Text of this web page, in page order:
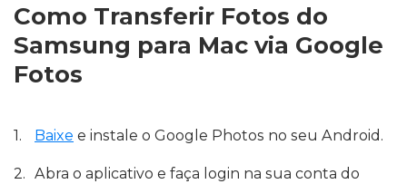
Como Transferir Fotos do
Samsung para Mac via Google
Fotos
Baixe e instale o Google Photos no seu Android.
Abra o aplicativo e faça login na sua conta do